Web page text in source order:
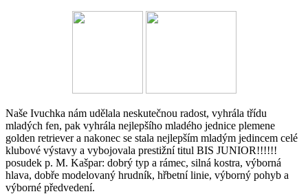
Naše Ivuchka nám udělala neskutečnou radost, vyhrála třídu
mladých fen, pak vyhrála nejlepšího mladého jednice plemene
golden retriever a nakonec se stala nejlepším mladým jedincem celé
klubové výstavy a vybojovala prestižní titul BIS JUNIOR!!!!!!
posudek p. M. Kašpar: dobrý typ a rámec, silná kostra, výborná
hlava, dobře modelovaný hrudník, hřbetní linie, výborný pohyb a
výborné předvedení.